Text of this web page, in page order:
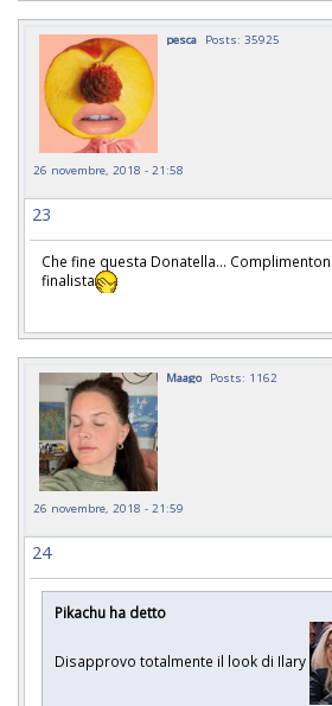
pesca Posts: 35925
26 novembre, 2018 - 21:58
23
Che fine questa Donatella...
finalista
Maago Posts: 1162
26 novembre, 2018 - 21:59
24
Pikachu ha detto
Disapprovo totalmente il look di Ilary